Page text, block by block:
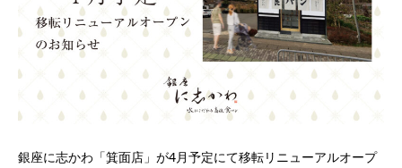
銀座に志かわ「箕面店」が4月予定にて移転リニューアルオープ